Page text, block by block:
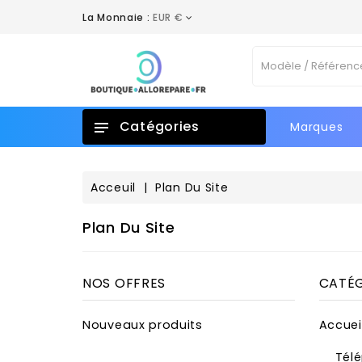
La Monnaie : EUR €
Catégories Marques
Acceuil Plan Du Site
Plan Du Site
NOS OFFRES
Nouveaux produits